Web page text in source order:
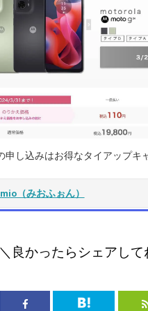
申し込みはお得なタイアップキ
（みおふぉん）
＼良かったらシェアして